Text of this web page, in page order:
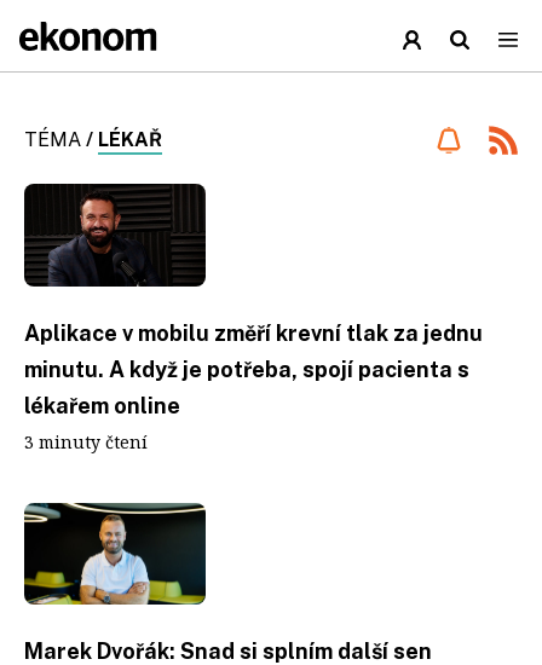
TÉMA / LÉKAŘ
Aplikace v mobilu změří krevní tlak za jednu
minutu. A když je potřeba, spojí pacienta s
lékařem online
3 minuty čtení
Marek Dvořák: Snad si splním další sen